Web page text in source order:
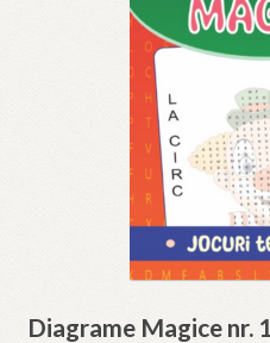
Diagrame Magice nr. 1